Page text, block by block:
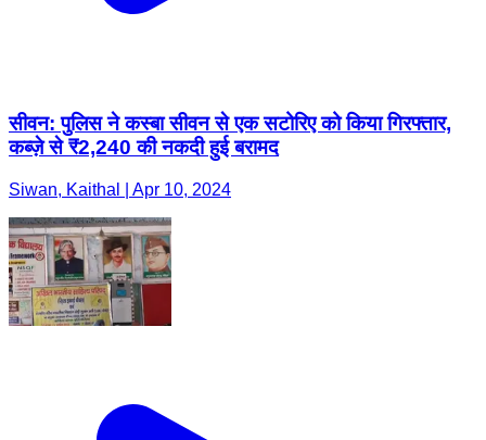
सीवन: पुलिस ने कस्बा सीवन से एक सटोरिए को किया गिरफ्तार,
कब्ज़े से ₹2,240 की नकदी हुई बरामद
Siwan, Kaithal | Apr 10, 2024